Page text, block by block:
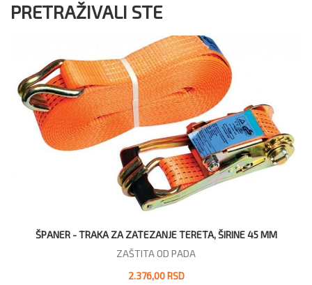
PRETRAŽIVALI STE
ŠPANER - TRAKA ZA ZATEZANJE TERETA, ŠIRINE 45 MM
ZAŠTITA OD PADA
2.376,00 RSD